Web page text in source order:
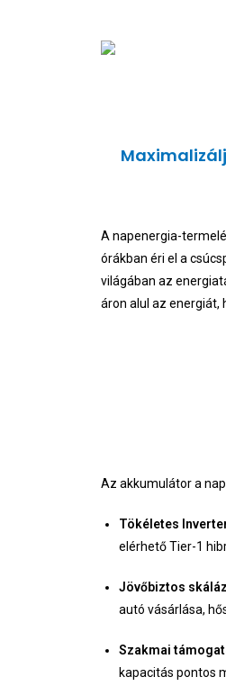
A napenergia-
órákban éri el a
világában az
áron alul az energiát,
Az akkumulátor a
Tökéletes
elérhető Tier-1
Jövőbiztos
autó vásárlása,
Szakmai
kapacitás pontos